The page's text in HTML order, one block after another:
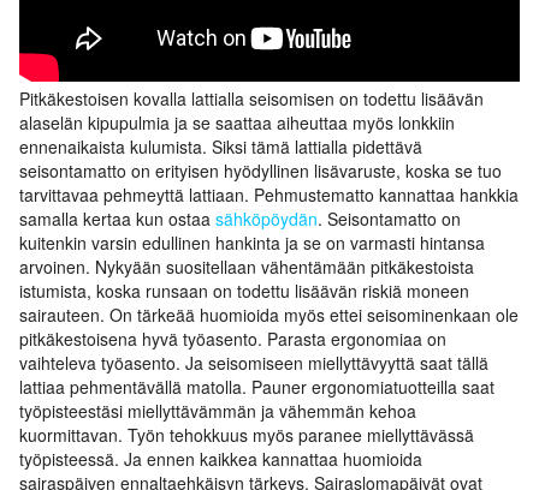
Pitkäkestoisen kovalla lattialla seisomisen on todettu lisäävän
alaselän kipupulmia ja se saattaa aiheuttaa myös lonkkiin
ennenaikaista kulumista. Siksi tämä lattialla pidettävä
seisontamatto on erityisen hyödyllinen lisävaruste, koska se tuo
tarvittavaa pehmeyttä lattiaan. Pehmustematto kannattaa hankkia
samalla kertaa kun ostaa sähköpöydän. Seisontamatto on
kuitenkin varsin edullinen hankinta ja se on varmasti hintansa
arvoinen. Nykyään suositellaan vähentämään pitkäkestoista
istumista, koska runsaan on todettu lisäävän riskiä moneen
sairauteen. On tärkeää huomioida myös ettei seisominenkaan ole
pitkäkestoisena hyvä työasento. Parasta ergonomiaa on
vaihteleva työasento. Ja seisomiseen miellyttävyyttä saat tällä
lattiaa pehmentävällä matolla. Pauner ergonomiatuotteilla saat
työpisteestäsi miellyttävämmän ja vähemmän kehoa
kuormittavan. Työn tehokkuus myös paranee miellyttävässä
työpisteessä. Ja ennen kaikkea kannattaa huomioida
sairaspäiven ennaltaehkäisyn tärkeys. Sairaslomapäivät ovat